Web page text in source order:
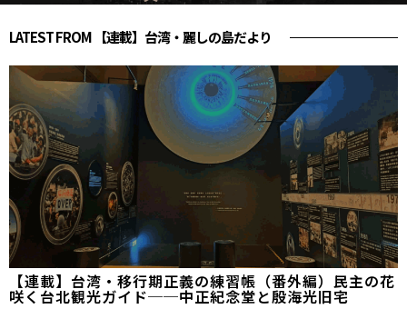
LATEST FROM 【連載】台湾・麗しの島だより
【連載】台湾・移行期正義の練習帳（番外編）民主の花
咲く台北観光ガイド──中正紀念堂と殷海光旧宅